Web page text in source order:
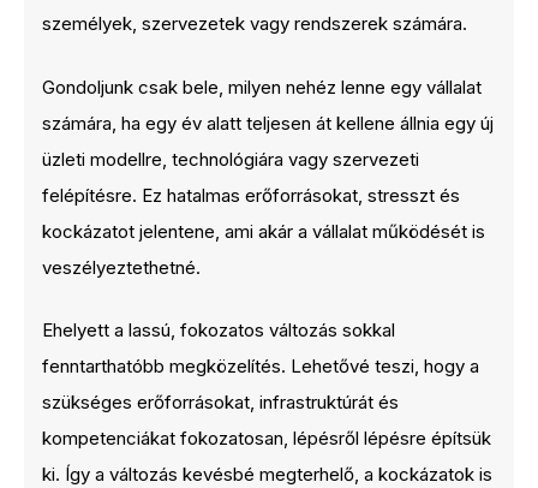
személyek, szervezetek vagy rendszerek számára.
Gondoljunk csak bele, milyen nehéz lenne egy vállalat
számára, ha egy év alatt teljesen át kellene állnia egy új
üzleti modellre, technológiára vagy szervezeti
felépítésre. Ez hatalmas erőforrásokat, stresszt és
kockázatot jelentene, ami akár a vállalat működését is
veszélyeztethetné.
Ehelyett a lassú, fokozatos változás sokkal
fenntarthatóbb megközelítés. Lehetővé teszi, hogy a
szükséges erőforrásokat, infrastruktúrát és
kompetenciákat fokozatosan, lépésről lépésre építsük
ki. Így a változás kevésbé megterhelő, a kockázatok is